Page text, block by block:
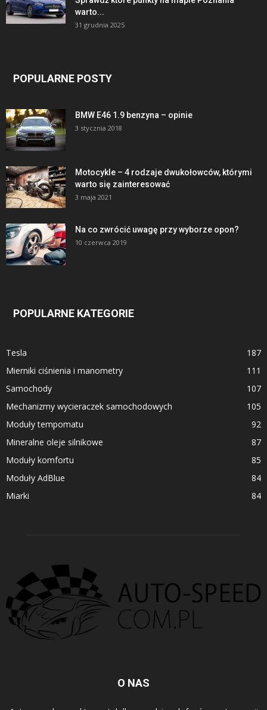
warto...
31 grudnia 2025
POPULARNE POSTY
BMW E46 1.9 benzyna – opinie
3 stycznia 2018
Motocykle – 4 rodzaje dwukołowców, którymi
warto się zainteresować
3 maja 2021
Na co zwrócić uwagę przy wyborze opon?
10 czerwca 2019
POPULARNE KATEGORIE
Tesla
187
Mierniki ciśnienia i manometry
111
Samochody
107
Mechanizmy wycieraczek samochodowych
105
Moduły tempomatu
92
Mineralne oleje silnikowe
87
Moduły komfortu
85
Moduły AdBlue
84
Miarki
84
O NAS